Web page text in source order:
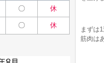
まずは
筋肉は
〇 休
〇 休